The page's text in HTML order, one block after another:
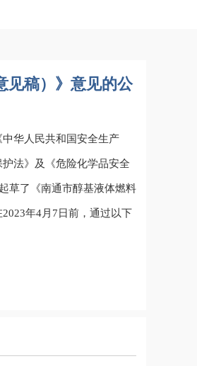
见稿）》意见的公
华人民共和国安全生产
法》及《危险化学品安全
草了《南通市醇基液体燃料
年4月7日前，通过以下